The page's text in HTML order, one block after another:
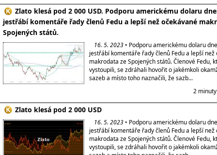
Zlato klesá pod 2 000 USD. Podporu americkému dolaru
jestřábí komentáře řady členů Fedu a lepší než očekávané
Spojených států.
16. 5. 2023 • Podporu americkému dolaru
jestřábí komentáře řady členů Fedu a lepší než
makrodata ze Spojených států. Členové Fedu,
vystoupili, se zdráhali hovořit o jakémkoli
sazeb a místo toho naznačili, že sazb...
2
Zlato klesá pod 2 000 USD
16. 5. 2023 • Podporu americkému dolaru
jestřábí komentáře řady členů Fedu a lepší než
makrodata ze Spojených států. Členové Fedu,
vystoupili, se zdráhali hovořit o jakémkoli